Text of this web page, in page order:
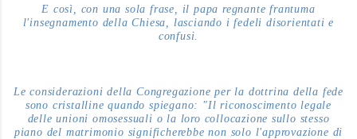
E così, con una sola frase, il papa regnante frantuma
l'insegnamento della Chiesa, lasciando i fedeli disorientati e
confusi.
Le considerazioni della Congregazione per la dottrina della fede
sono cristalline quando spiegano: "Il riconoscimento legale
delle unioni omosessuali o la loro collocazione sullo stesso
piano del matrimonio significherebbe non solo l'approvazione di